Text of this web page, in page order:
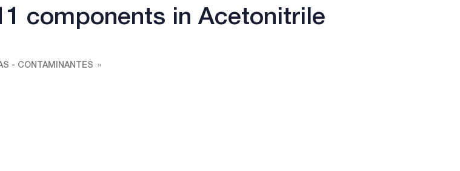
components in Acetonitrile
- CONTAMINANTES